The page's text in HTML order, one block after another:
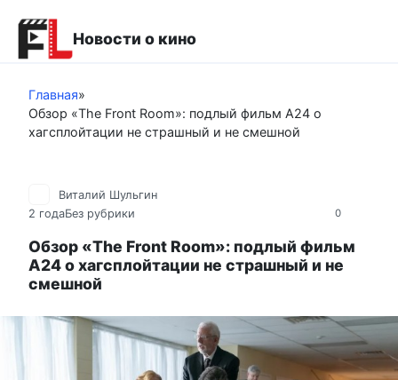
контенту
Новости о кино
Главная»
Обзор «The Front Room»: подлый фильм A24 о
хагсплойтации не страшный и не смешной
0
Виталий Шульгин
2 годаБез рубрики
Обзор «The Front Room»: подлый фильм
A24 о хагсплойтации не страшный и не
смешной